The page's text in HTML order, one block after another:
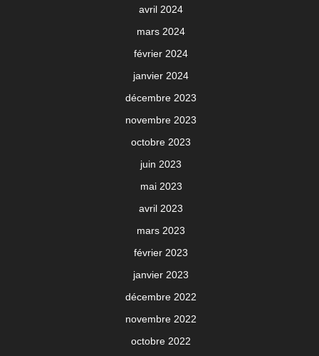
avril 2024
mars 2024
février 2024
janvier 2024
décembre 2023
novembre 2023
octobre 2023
juin 2023
mai 2023
avril 2023
mars 2023
février 2023
janvier 2023
décembre 2022
novembre 2022
octobre 2022